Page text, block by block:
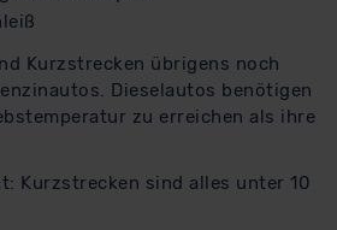
Kurzstrecken übrigens noch
Dieselautos benötigen
zu erreichen als ihre
Kurzstrecken sind alles unter 10